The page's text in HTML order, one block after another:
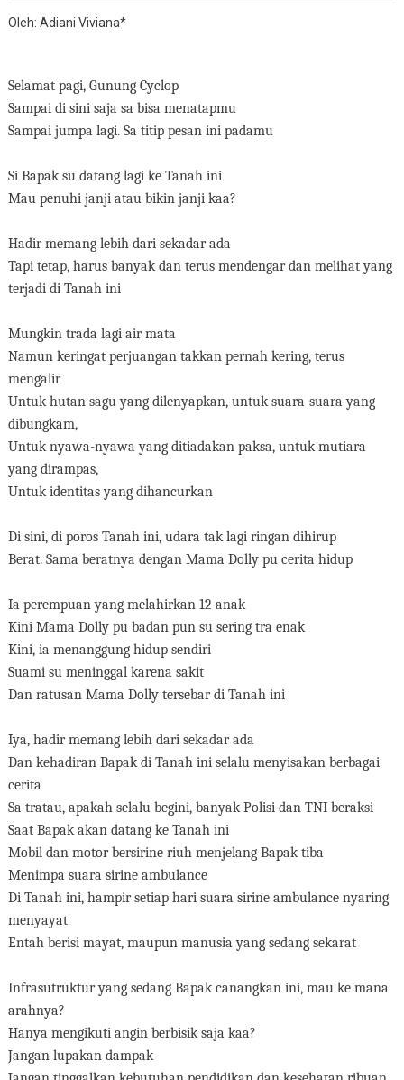
Oleh: Adiani Viviana*
Selamat pagi, Gunung Cyclop
Sampai di sini saja sa bisa menatapmu
Sampai jumpa lagi. Sa titip pesan ini padamu
Si Bapak su datang lagi ke Tanah ini
Mau penuhi janji atau bikin janji kaa?
Hadir memang lebih dari sekadar ada
Tapi tetap, harus banyak dan terus mendengar dan melihat yang
terjadi di Tanah ini
Mungkin trada lagi air mata
Namun keringat perjuangan takkan pernah kering, terus
mengalir
Untuk hutan sagu yang dilenyapkan, untuk suara-suara yang
dibungkam,
Untuk nyawa-nyawa yang ditiadakan paksa, untuk mutiara
yang dirampas,
Untuk identitas yang dihancurkan
Di sini, di poros Tanah ini, udara tak lagi ringan dihirup
Berat. Sama beratnya dengan Mama Dolly pu cerita hidup
Ia perempuan yang melahirkan 12 anak
Kini Mama Dolly pu badan pun su sering tra enak
Kini, ia menanggung hidup sendiri
Suami su meninggal karena sakit
Dan ratusan Mama Dolly tersebar di Tanah ini
Iya, hadir memang lebih dari sekadar ada
Dan kehadiran Bapak di Tanah ini selalu menyisakan berbagai
cerita
Sa tratau, apakah selalu begini, banyak Polisi dan TNI beraksi
Saat Bapak akan datang ke Tanah ini
Mobil dan motor bersirine riuh menjelang Bapak tiba
Menimpa suara sirine ambulance
Di Tanah ini, hampir setiap hari suara sirine ambulance nyaring
menyayat
Entah berisi mayat, maupun manusia yang sedang sekarat
Infrasutruktur yang sedang Bapak canangkan ini, mau ke mana
arahnya?
Hanya mengikuti angin berbisik saja kaa?
Jangan lupakan dampak